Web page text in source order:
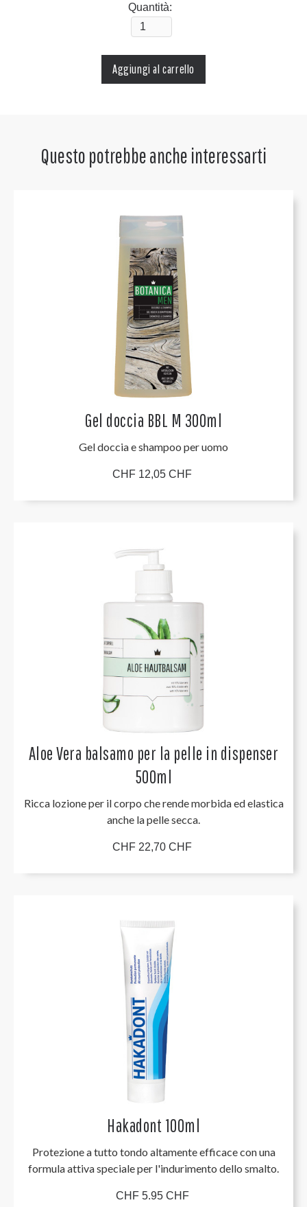
Quantità:
Questo potrebbe anche interessarti
Gel doccia BBL M 300ml
Gel doccia e shampoo per uomo
CHF 12,05 CHF
Aloe Vera balsamo per la pelle in dispenser
500ml
Ricca lozione per il corpo che rende morbida ed elastica
anche la pelle secca.
CHF 22,70 CHF
Hakadont 100ml
Protezione a tutto tondo altamente efficace con una
formula attiva speciale per l'indurimento dello smalto.
CHF 5.95 CHF